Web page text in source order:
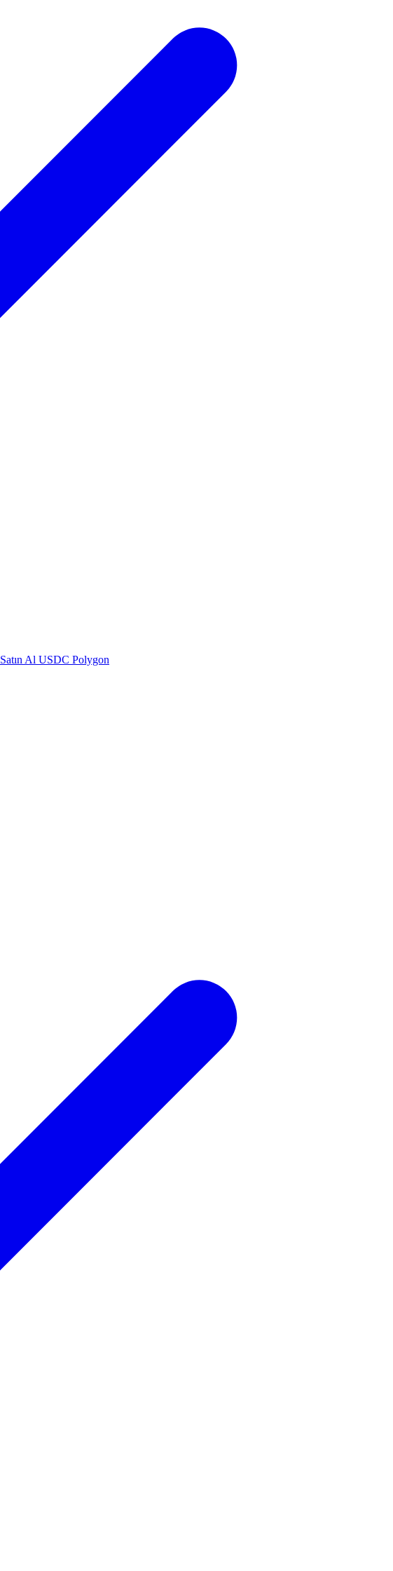
Satın Al USDC Polygon